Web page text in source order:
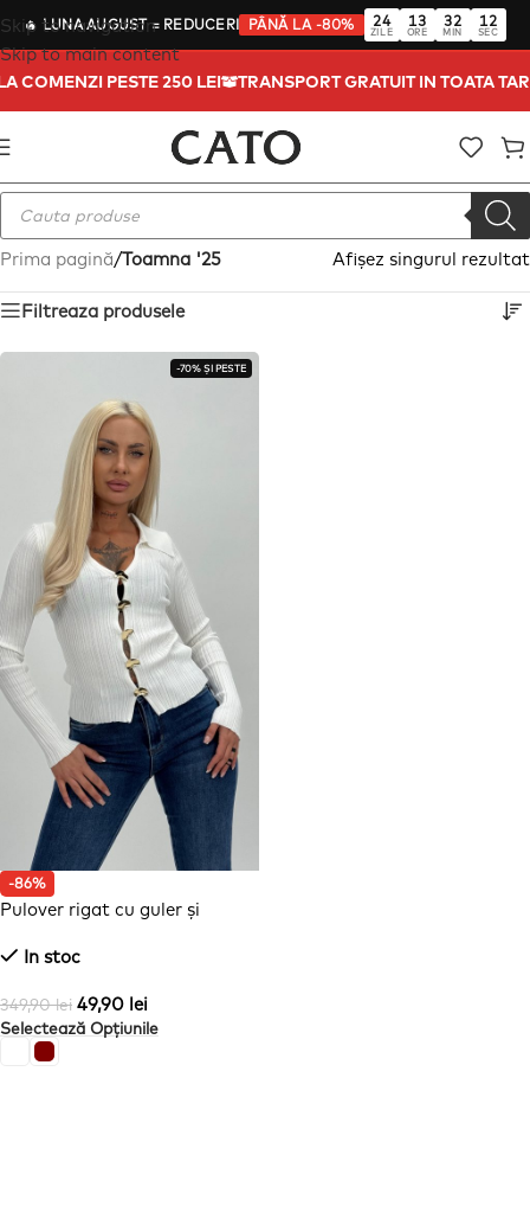
🔥 LUNA AUGUST= REDUCERI PÂNĂ LA -80% 24
ZILE
13
ORE
32
MIN
12
SEC
Skip to navigation
Skip to main content
COMENZI PESTE 250 LEI TRANSPORT GRATUIT IN TOATA
Prima pagină/Toamna '25 Afișez singurul rezultat
Filtreaza produsele
-70% ȘI PESTE
-86%
Pulover rigat cu guler și
In stoc
349,90lei 49,90 lei
Selectează Opțiunile